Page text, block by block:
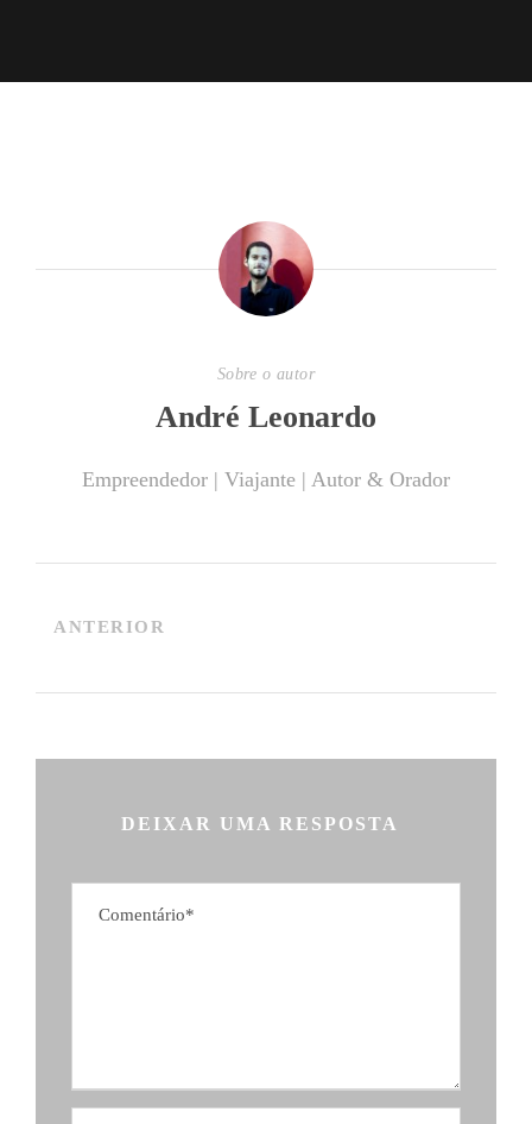
Sobre o autor
André Leonardo
Empreendedor | Viajante | Autor & Orador
ANTERIOR
DEIXAR UMA RESPOSTA